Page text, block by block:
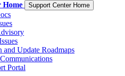
Home Support Center Home
and Update Roadmaps
Portal